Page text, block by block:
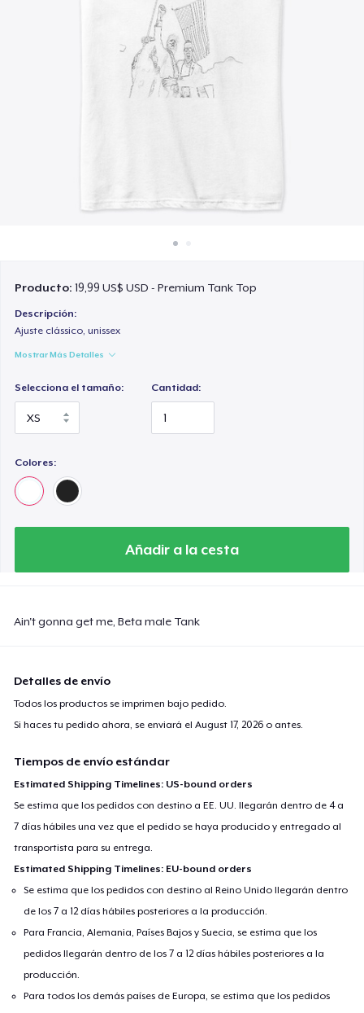
Venda en todas partes
Venda lo que sea
Producto:19,99 US$ USD - Premium Tank Top
Descripción:
Ajuste clássico, unissex
Mostrar Más Detalles
Selecciona el tamaño: Cantidad:
Colores:
Añadir a la cesta
Ain't gonna get me, Beta male Tank
Detalles de envío
Todos los productos se imprimen bajo pedido.
Si haces tu pedido ahora, se enviará elAugust 17, 2026 o antes.
Tiempos de envío estándar
Estimated Shipping Timelines: US-bound orders
Se estima que los pedidos con destino a EE. UU. llegarán dentro de 4 a
7 días hábiles una vez que el pedido se haya producido y entregado al
transportista para su entrega.
Estimated Shipping Timelines: EU-bound orders
Se estima que los pedidos con destino al Reino Unido llegarán dentro
de los 7 a 12 días hábiles posteriores a la producción.
Para Francia, Alemania, Países Bajos y Suecia, se estima que los
pedidos llegarán dentro de los 7 a 12 días hábiles posteriores a la
producción.
Para todos los demás países de Europa, se estima que los pedidos